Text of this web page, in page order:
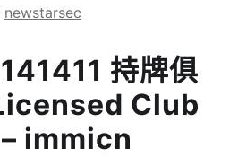
newstarsec
持牌俱
Club
immicn